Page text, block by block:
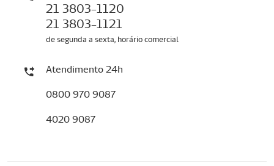
21 3803-1120
21 3803-1121
de segunda a sexta, horário comercial
Atendimento 24h
0800 970 9087
4020 9087